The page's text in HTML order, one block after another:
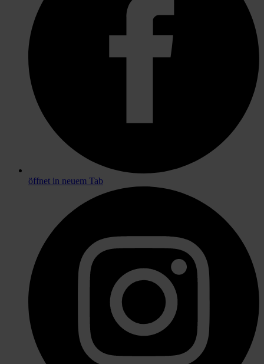
öffnet in neuem Tab